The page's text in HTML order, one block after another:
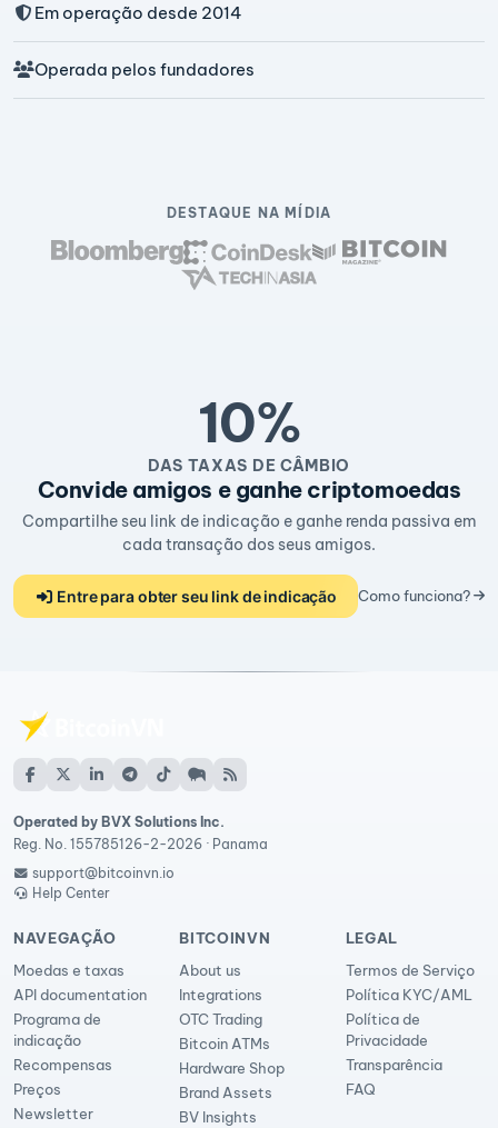
Em operação desde 2014
Operada pelos fundadores
DESTAQUE NA MÍDIA
10%
DAS TAXAS DE CÂMBIO
Convide amigos e ganhe criptomoedas
Compartilhe seu link de indicação e ganhe renda passiva em
cada transação dos seus amigos.
Entre para obter seu link de indicação Como funciona?
Operated by BVX Solutions Inc.
Reg. No. 155785126-2-2026 · Panama
support@bitcoinvn.io
Help Center
NAVEGAÇÃO
Moedas e taxas
API documentation
Programa de
indicação
Recompensas
Preços
Newsletter
BITCOINVN
About us
Integrations
OTC Trading
Bitcoin ATMs
Hardware Shop
Brand Assets
BV Insights
LEGAL
Termos de Serviço
Política KYC/AML
Política de
Privacidade
Transparência
FAQ